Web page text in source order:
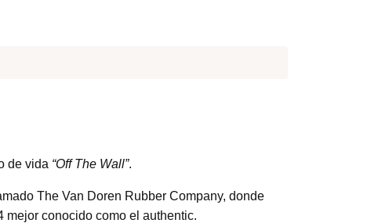
de vida “Off The Wall”.
The Van Doren Rubber Company, donde
mejor conocido como el authentic.